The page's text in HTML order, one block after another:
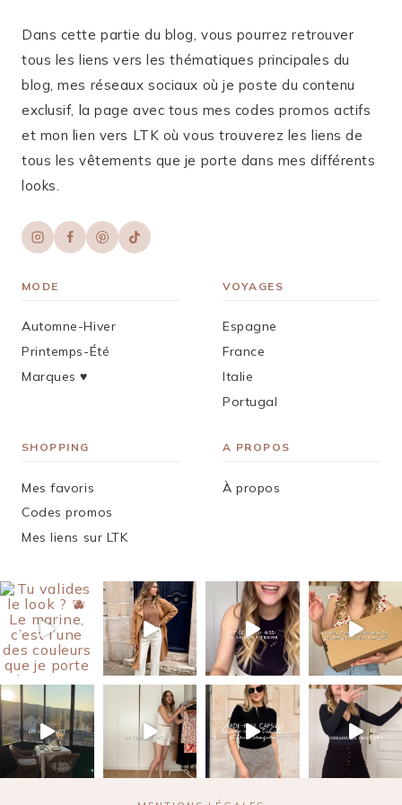
Dans cette partie du blog, vous pourrez retrouver
tous les liens vers les thématiques principales du
blog, mes réseaux sociaux où je poste du contenu
exclusif, la page avec tous mes codes promos actifs
et mon lien vers LTK où vous trouverez les liens de
tous les vêtements que je porte dans mes différents
looks.
MODE
Automne-Hiver
Printemps-Été
Marques ♥︎
VOYAGES
Espagne
France
Italie
Portugal
SHOPPING
Mes favoris
Codes promos
Mes liens sur LTK
A PROPOS
À propos